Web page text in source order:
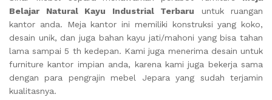
Belajar Natural Kayu Industrial Terbaru untuk ruangan
kantor anda. Meja kantor ini memiliki konstruksi yang koko,
desain unik, dan juga bahan kayu jati/mahoni yang bisa tahan
lama sampai 5 th kedepan. Kami juga menerima desain untuk
furniture kantor impian anda, karena kami juga bekerja sama
dengan para pengrajin mebel Jepara yang sudah terjamin
kualitasnya.